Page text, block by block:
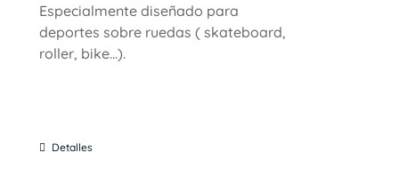
Especialmente diseñado para
deportes sobre ruedas ( skateboard,
roller, bike...).
Detalles